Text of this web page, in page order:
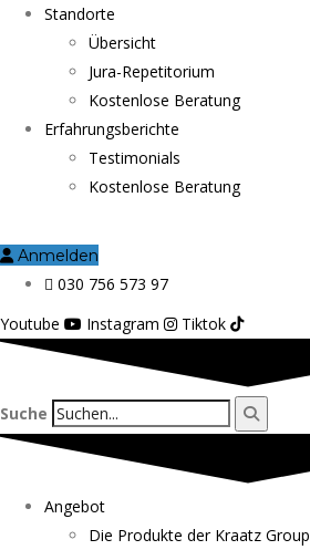
Standorte
Übersicht
Jura-Repetitorium
Kostenlose Beratung
Erfahrungsberichte
Testimonials
Kostenlose Beratung
Anmelden
030 756 573 97
Youtube
Instagram Tiktok
Suche
Angebot
Die Produkte der Kraatz Group